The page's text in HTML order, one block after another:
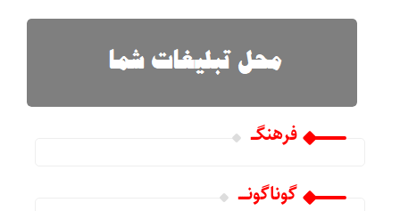
فرهنگـــ
گوناگونـــــ